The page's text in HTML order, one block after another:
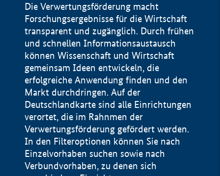
Die Verwertungsförderung macht
Forschungsergebnisse für die Wirtschaft
transparent und zugänglich. Durch frühen
und schnellen Informationsaustausch
können Wissenschaft und Wirtschaft
gemeinsam Ideen entwickeln, die
erfolgreiche Anwendung finden und den
Markt durchdringen. Auf der
Deutschlandkarte sind alle Einrichtungen
verortet, die im Rahnmen der
Verwertungsförderung gefördert werden.
In den Filteroptionen können Sie nach
Einzelvorhaben suchen sowie nach
Verbundvorhaben, zu denen sich